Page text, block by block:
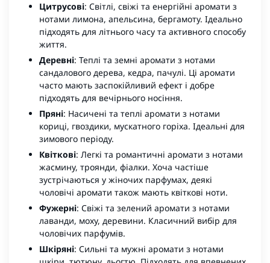
Цитрусові: Світлі, свіжі та енергійні аромати з
нотами лимона, апельсина, бергамоту. Ідеально
підходять для літнього часу та активного способу
життя.
Деревні: Теплі та земні аромати з нотами
сандалового дерева, кедра, пачулі. Ці аромати
часто мають заспокійливий ефект і добре
підходять для вечірнього носіння.
Пряні: Насичені та теплі аромати з нотами
кориці, гвоздики, мускатного горіха. Ідеальні для
зимового періоду.
Квіткові: Легкі та романтичні аромати з нотами
жасмину, троянди, фіалки. Хоча частіше
зустрічаються у жіночих парфумах, деякі
чоловічі аромати також мають квіткові ноти.
Фужерні: Свіжі та зелений аромати з нотами
лаванди, моху, деревини. Класичний вибір для
чоловічих парфумів.
Шкіряні: Сильні та мужні аромати з нотами